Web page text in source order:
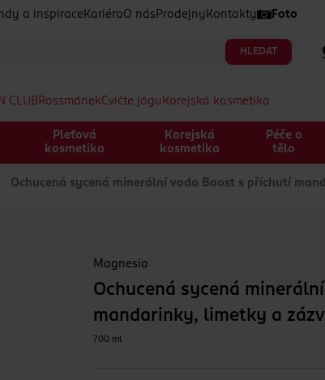
a inspirace Kariéra O nás Prodejny Kontakty Foto
HLEDAT
CLUBRossmánekCvičte jógu Korejská kosmetika
Pleťová
kosmetika
Korejská
kosmetika
Péče o
tělo
Ochucená sycená minerální voda Boost s příchutí
Magnesia
Ochucená sycená
mandarinky, limetky a
700 ml